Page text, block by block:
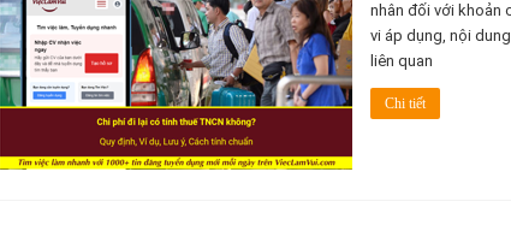
nhân đối với khoản
vi áp dụng, nội
liên quan
Chi tiết